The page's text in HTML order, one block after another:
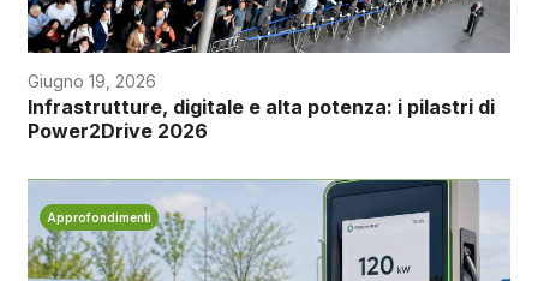
Giugno 19, 2026
Infrastrutture, digitale e alta potenza: i pilastri di
Power2Drive 2026
Approfondimenti